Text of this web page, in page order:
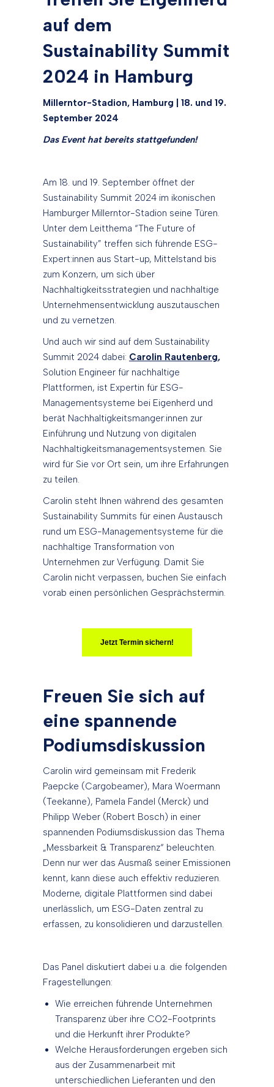
auf dem
Sustainability Summit
2024 in Hamburg
Millerntor-Stadion, Hamburg | 18. und 19.
September 2024
Das Event hat bereits stattgefunden!
Am 18. und 19. September öffnet der
Sustainability Summit 2024 im ikonischen
Hamburger Millerntor-Stadion seine Türen.
Unter dem Leitthema “The Future of
Sustainability” treffen sich führende ESG-
Expert:innen aus Start-up, Mittelstand bis
zum Konzern, um sich über
Nachhaltigkeitsstrategien und nachhaltige
Unternehmensentwicklung auszutauschen
und zu vernetzen.
Und auch wir sind auf dem Sustainability
Summit 2024 dabei: Carolin Rautenberg,
Solution Engineer für nachhaltige
Plattformen, ist Expertin für ESG-
Managementsysteme bei Eigenherd und
berät Nachhaltigkeitsmanger:innen zur
Einführung und Nutzung von digitalen
Nachhaltigkeitsmanagementsystemen. Sie
wird für Sie vor Ort sein, um ihre Erfahrungen
zu teilen.
Carolin steht Ihnen während des gesamten
Sustainability Summits für einen Austausch
rund um ESG-Managementsysteme für die
nachhaltige Transformation von
Unternehmen zur Verfügung. Damit Sie
Carolin nicht verpassen, buchen Sie einfach
vorab einen persönlichen Gesprächstermin.
Jetzt Termin sichern!
Freuen Sie sich auf
eine spannende
Podiumsdiskussion
Carolin wird gemeinsam mit Frederik
Paepcke (Cargobeamer), Mara Woermann
(Teekanne), Pamela Fandel (Merck) und
Philipp Weber (Robert Bosch) in einer
spannenden Podiumsdiskussion das Thema
„Messbarkeit & Transparenz“ beleuchten.
Denn nur wer das Ausmaß seiner Emissionen
kennt, kann diese auch effektiv reduzieren.
Moderne, digitale Plattformen sind dabei
unerlässlich, um ESG-Daten zentral zu
erfassen, zu konsolidieren und darzustellen.
Das Panel diskutiert dabei u.a. die folgenden
Fragestellungen:
Wie erreichen führende Unternehmen
Transparenz über ihre CO2-Footprints
und die Herkunft ihrer Produkte?
Welche Herausforderungen ergeben sich
aus der Zusammenarbeit mit
unterschiedlichen Lieferanten und den